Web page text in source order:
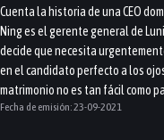
Cuenta la historia de una CEO
Ning es el gerente general de
decide que necesita
en el candidato perfecto a los
matrimonio no es tan fácil como
Fecha de emisión:23-09-2021